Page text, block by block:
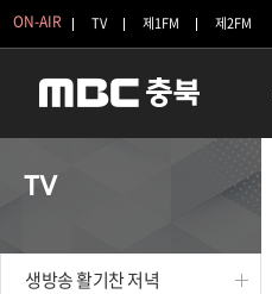
ON-AIR TV 제1FM 제2FM
TV
생방송 활기찬 저녁